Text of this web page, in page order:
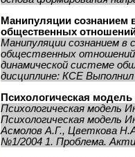
Манипуляции сознанием
общественных
Манипуляции сознанием в
общественных отношений
динамической системе
дисциплине: КСЕ
Психологическая
Психологическая модель
Психологическая модель
Асмолов А.Г., Цветкова
№1/2004 1. Проблема.